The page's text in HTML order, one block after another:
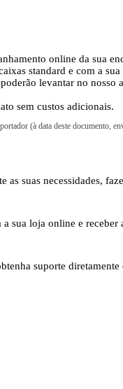
online da sua
standard e com a
levantar no
sem custos adicionais.
(à data deste documento,
suas necessidades,
sua loja online e receber
suporte diretamente